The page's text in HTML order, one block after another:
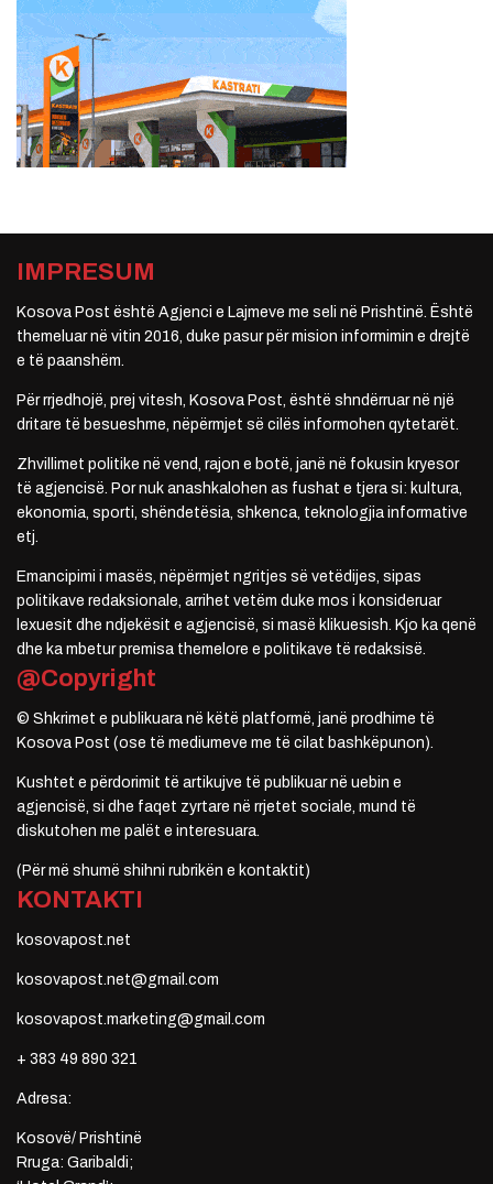
IMPRESUM
Kosova Post është Agjenci e Lajmeve me seli në Prishtinë. Është
themeluar në vitin 2016, duke pasur për mision informimin e drejtë
e të paanshëm.
Për rrjedhojë, prej vitesh, Kosova Post, është shndërruar në një
dritare të besueshme, nëpërmjet së cilës informohen qytetarët.
Zhvillimet politike në vend, rajon e botë, janë në fokusin kryesor
të agjencisë. Por nuk anashkalohen as fushat e tjera si: kultura,
ekonomia, sporti, shëndetësia, shkenca, teknologjia informative
etj.
Emancipimi i masës, nëpërmjet ngritjes së vetëdijes, sipas
politikave redaksionale, arrihet vetëm duke mos i konsideruar
lexuesit dhe ndjekësit e agjencisë, si masë klikuesish. Kjo ka qenë
dhe ka mbetur premisa themelore e politikave të redaksisë.
@Copyright
© Shkrimet e publikuara në këtë platformë, janë prodhime të
Kosova Post (ose të mediumeve me të cilat bashkëpunon).
Kushtet e përdorimit të artikujve të publikuar në uebin e
agjencisë, si dhe faqet zyrtare në rrjetet sociale, mund të
diskutohen me palët e interesuara.
(Për më shumë shihni rubrikën e kontaktit)
KONTAKTI
kosovapost.net
kosovapost.net@gmail.com
kosovapost.marketing@gmail.com
+ 383 49 890 321
Adresa:
Kosovë/ Prishtinë
Rruga: Garibaldi;